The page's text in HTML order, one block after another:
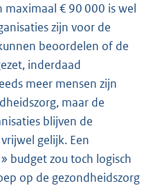
€ 90 000 is wel
zijn voor de
beoordelen of de
inderdaad
meer mensen zijn
maar de
blijven de
gelijk. Een
budget zou toch logisch
op de gezondheidszorg